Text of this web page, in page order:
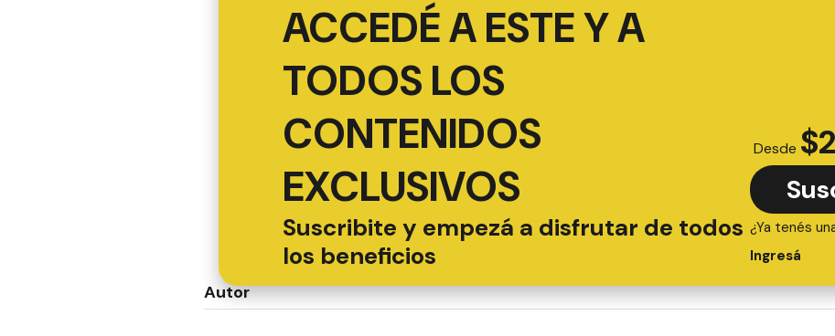
ACCEDÉ A ESTE Y A
TODOS LOS
CONTENIDOS
EXCLUSIVOS
Suscribite y empezá a disfrutar de todos
los beneficios
Desde $
¿Ya tenés
Ingresá
Autor